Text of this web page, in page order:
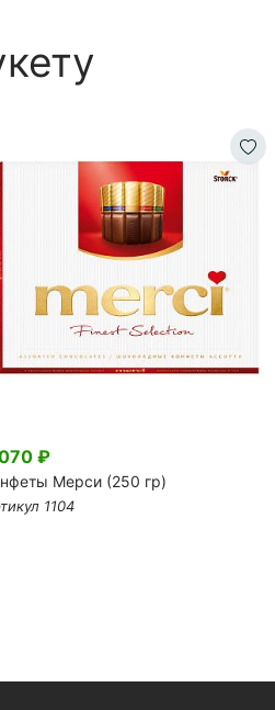
₽
Мерси (250 гр)
1104